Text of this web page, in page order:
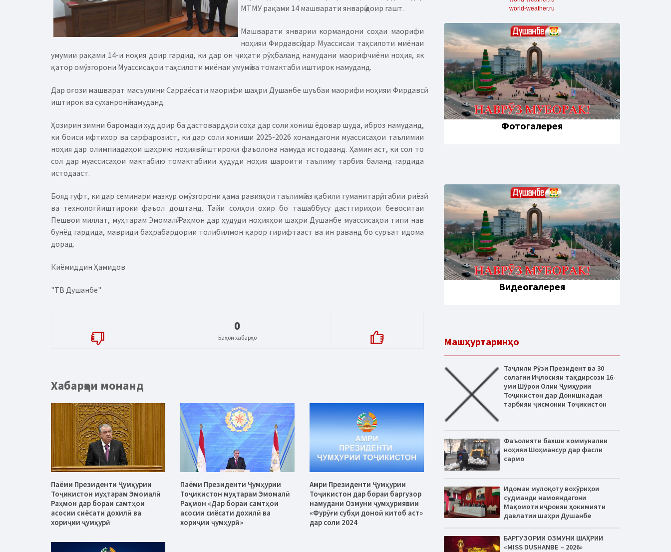
МТМУ рақами 14 машварати январӣ доир гашт.
Машварати январии кормандони соҳаи маорифи
ноҳияи Фирдавсӣ дар Муассисаи таҳсилоти миёнаи
умумии рақами 14-и ноҳия доир гардид, ки дар он ҷиҳати рӯҳбаланд намудани маорифчиёни ноҳия, як
қатор омӯзгорони Муассисаҳои таҳсилоти миёнаи умумӣ ва томактаби иштирок намуданд.
Дар оғози машварат масъулини Сарраёсати маорифи шаҳри Душанбе шуъбаи маорифи ноҳияи Фирдавсӣ
иштирок ва суханронӣ намуданд.
Ҳозирин зимни баромади худ доир ба дастовардҳои соҳа дар соли хониш ёдовар шуда, иброз намуданд,
ки боиси ифтихор ва сарфарозист, ки дар соли хониши 2025-2026 хонандагони муассисаҳои таълимии
ноҳия дар олимпиадаҳои шаҳрию ноҳиявӣ иштироки фаъолона намуда истодаанд. Ҳамин аст, ки сол то
сол дар муассисаҳои мактабию томактабиии ҳудуди ноҳия шароити таълиму тарбия баланд гардида
истодааст.
Бояд гуфт, ки дар семинари мазкур омӯзгорони ҳама равияҳои таълимӣ аз қабили гуманитарӣ, табии риёзӣ
ва технологӣ иштироки фаъол доштанд. Тайи солҳои охир бо ташаббусу дастгириҳои бевоситаи
Пешвои миллат, муҳтарам Эмомалӣ Раҳмон дар ҳудуди ноҳияҳои шаҳри Душанбе муассисаҳои типи нав
бунёд гардида, мавриди баҳрабардории толибилмон қарор гирифтааст ва ин раванд бо суръат идома
дорад.
Киёмиддин Ҳамидов
"ТВ Душанбе"
0
Баҳои хабарҳо
Хабарҳои монанд
Паёми Президенти Ҷумҳурии
Тоҷикистон муҳтарам Эмомалӣ
Раҳмон дар бораи самтҳои
асосии сиёсати дохилӣ ва
хориҷии ҷумҳурӣ
Паёми Президенти Ҷумҳурии
Тоҷикистон муҳтарам Эмомалӣ
Раҳмон «Дар бораи самтҳои
асосии сиёсати дохилӣ ва
хориҷии ҷумҳурӣ»
Амри Президенти Ҷумҳурии
Тоҷикистон дар бораи баргузор
намудани Озмуни ҷумҳуриявии
«Фурӯғи субҳи доноӣ китоб аст»
дар соли 2024
world-weather.ru
Фотогалерея
Видеогалерея
Машҳуртаринҳо
Таҷлили Рӯзи Президент ва 30
солагии Иҷлосияи тақдирсози 16-
уми Шӯрои Олии Ҷумҳурии
Тоҷикистон дар Донишкадаи
тарбияи ҷисмонии Тоҷикистон
Фаъолияти бахши коммуналии
ноҳияи Шоҳмансур дар фасли
сармо
Идомаи мулоқоту вохӯриҳои
судманди намояндагони
Мақомоти иҷроияи ҳокимияти
давлатии шаҳри Душанбе
БАРГУЗОРИИ ОЗМУНИ ШАҲРИИ
«MISS DUSHANBE – 2026»